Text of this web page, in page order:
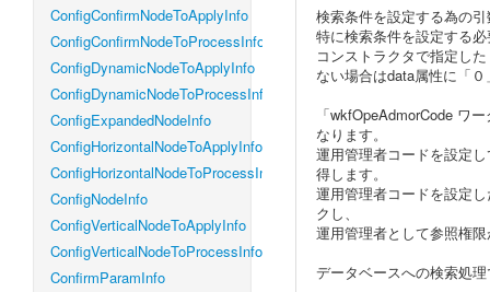
ConfigConfirmNodeToApplyInfo
ConfigConfirmNodeToProcessInfo
ConfigDynamicNodeToApplyInfo
ConfigDynamicNodeToProcessInfo
ConfigExpandedNodeInfo
ConfigHorizontalNodeToApplyInfo
ConfigHorizontalNodeToProcessInfo
ConfigNodeInfo
ConfigVerticalNodeToApplyInfo
ConfigVerticalNodeToProcessInfo
ConfirmParamInfo
検索条件を設定する為の
特に検索条件を設定する
コンストラクタで指定し
ない場合はdata属性に「
「wkfOpeAdmorCode ワ
なります。
運用管理者コードを設定
得します。
運用管理者コードを設定
クし、
運用管理者として参照権
データベースへの検索処